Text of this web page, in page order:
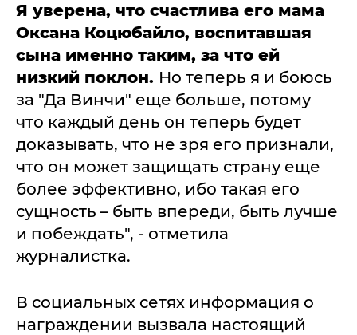
Я уверена, что счастлива его мама
Оксана Коцюбайло, воспитавшая
сына именно таким, за что ей
низкий поклон. Но теперь я и боюсь
за "Да Винчи" еще больше, потому
что каждый день он теперь будет
доказывать, что не зря его признали,
что он может защищать страну еще
более эффективно, ибо такая его
сущность – быть впереди, быть лучше
и побеждать", - отметила
журналистка.
В социальных сетях информация о
награждении вызвала настоящий